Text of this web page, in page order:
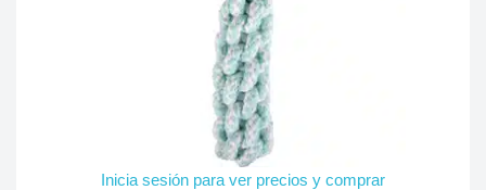
Inicia sesión para ver precios y comprar